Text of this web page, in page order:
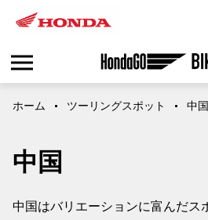
ホーム ツーリングスポット 中国
中国
中国はバリエーションに富んだス